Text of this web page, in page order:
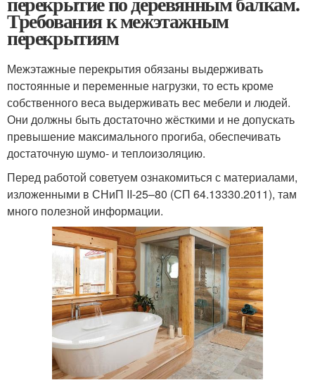
Требования к межэтажным
перекрытиям
Межэтажные перекрытия обязаны выдерживать
постоянные и переменные нагрузки, то есть кроме
собственного веса выдерживать вес мебели и людей.
Они должны быть достаточно жёсткими и не допускать
превышение максимального прогиба, обеспечивать
достаточную шумо- и теплоизоляцию.
Перед работой советуем ознакомиться с материалами,
изложенными в СНиП II-25–80 (СП 64.13330.2011), там
много полезной информации.